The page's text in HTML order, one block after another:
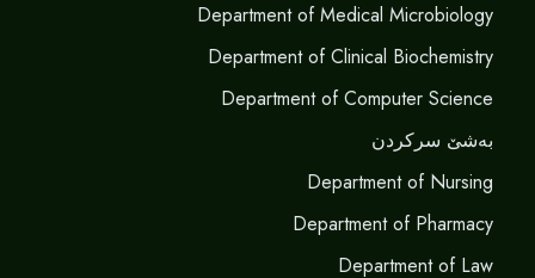
Department of Medical Microbiology
Department of Clinical Biochemistry
Department of Computer Science
بەشێ سرکردن
Department of Nursing
Department of Pharmacy
Department of Law